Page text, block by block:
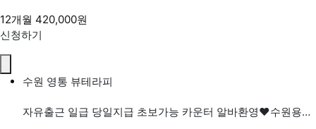
12개월 420,000원
신청하기
수원 영통 뷰테라피
자유출근 일급 당일지급 초보가능 카운터 알바환영❤️수원용인오산평택인천분당안사인계동❤️주간평일주말야간새벽